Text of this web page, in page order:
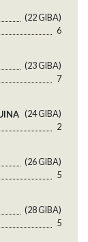
(22 GlBA)
6
(23 GlBA)
7
(24 GlBA)
2
(26 GlBA)
5
(28 GlBA)
5